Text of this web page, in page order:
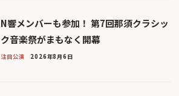
N響メンバーも参加！ 第7回那須クラシッ
ク音楽祭がまもなく開幕
注目公演 2026年8月6日